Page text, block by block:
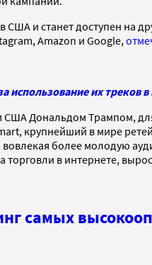
и станет доступен на
Amazon и Google,
использование их треков
США Дональдом Трампом,
крупнейший в мире
более молодую
в интернете,
самых